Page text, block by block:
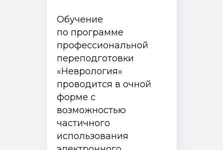
Обучение
по программе
профессиональной
переподготовки
«Неврология»
проводится в очной
форме с
возможностью
частичного
использования